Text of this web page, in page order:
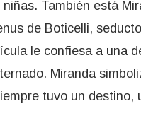
También está
de Boticelli,
le confiesa a una
Miranda
tuvo un destino,